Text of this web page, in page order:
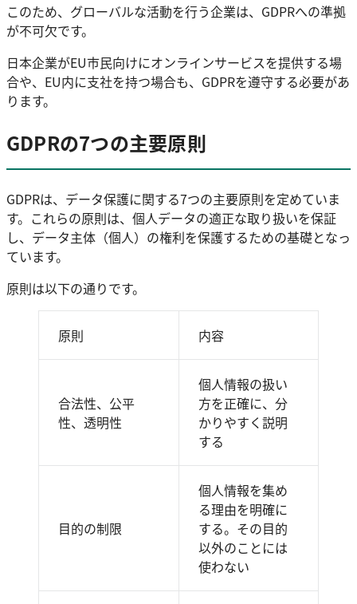
このため、グローバルな活動を行う企業は、GDPRへの準拠
が不可欠です。
日本企業がEU市民向けにオンラインサービスを提供する場
合や、EU内に支社を持つ場合も、GDPRを遵守する必要があ
ります。
GDPRの7つの主要原則
GDPRは、データ保護に関する7つの主要原則を定めていま
す。これらの原則は、個人データの適正な取り扱いを保証
し、データ主体（個人）の権利を保護するための基礎となっ
ています。
原則は以下の通りです。
原則 内容
合法性、公平
性、透明性
個人情報の扱い
方を正確に、分
かりやすく説明
する
目的の制限
個人情報を集め
る理由を明確に
する。その目的
以外のことには
使わない